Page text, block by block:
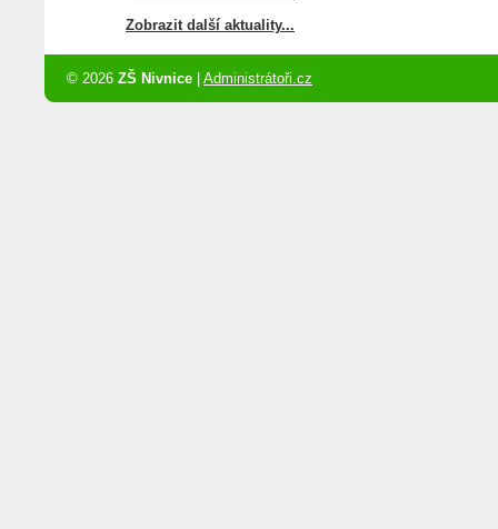
Zobrazit další aktuality...
© 2026 ZŠ Nivnice Administrátoři.cz